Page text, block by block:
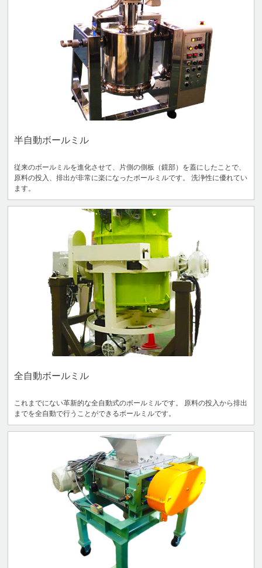
半自動ボールミル
従来のボールミルを進化させて、片側の側板（鏡部）を蓋にしたことで、
原料の投入、排出が非常に楽になったボールミルです。 洗浄性に優れてい
ます。
全自動ボールミル
これまでにない革新的な全自動式のボールミルです。 原料の投入から排出
までを全自動で行うことができるボールミルです。